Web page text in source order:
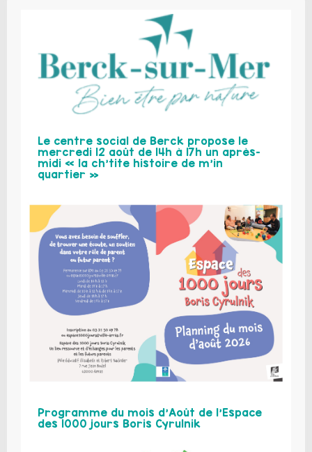
Le centre social de Berck propose le
mercredi 12 août de 14h à 17h un après-
midi « la ch’tite histoire de m’in
quartier »
Programme du mois d’Août de l’Espace
des 1000 jours Boris Cyrulnik